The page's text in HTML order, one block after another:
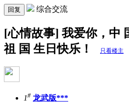
回复 综合交流
[心情故事] 我爱你，中
祖 国 生日快乐！
只看楼主
1# 龙武版***